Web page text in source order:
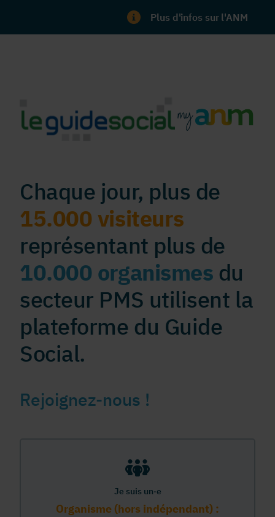
Plus d'infos sur l'ANM
Chaque jour, plus de
15.000 visiteurs
représentant plus de
10.000 organismes du
secteur PMS utilisent la
plateforme du Guide
Social.
Rejoignez-nous !
Je suis un·e
Organisme (hors indépendant) :